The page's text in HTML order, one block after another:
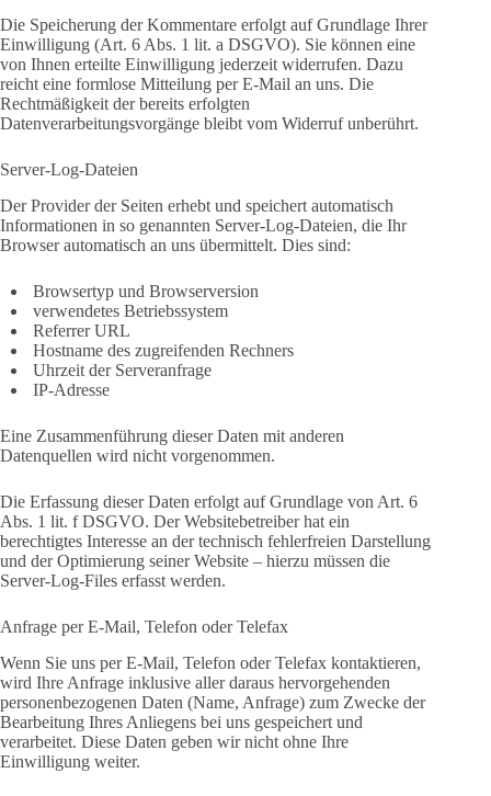
Die Speicherung der Kommentare erfolgt auf Grundlage Ihrer
Einwilligung (Art. 6 Abs. 1 lit. a DSGVO). Sie können eine
von Ihnen erteilte Einwilligung jederzeit widerrufen. Dazu
reicht eine formlose Mitteilung per E-Mail an uns. Die
Rechtmäßigkeit der bereits erfolgten
Datenverarbeitungsvorgänge bleibt vom Widerruf unberührt.
Server-Log-Dateien
Der Provider der Seiten erhebt und speichert automatisch
Informationen in so genannten Server-Log-Dateien, die Ihr
Browser automatisch an uns übermittelt. Dies sind:
Browsertyp und Browserversion
verwendetes Betriebssystem
Referrer URL
Hostname des zugreifenden Rechners
Uhrzeit der Serveranfrage
IP-Adresse
Eine Zusammenführung dieser Daten mit anderen
Datenquellen wird nicht vorgenommen.
Die Erfassung dieser Daten erfolgt auf Grundlage von Art. 6
Abs. 1 lit. f DSGVO. Der Websitebetreiber hat ein
berechtigtes Interesse an der technisch fehlerfreien Darstellung
und der Optimierung seiner Website – hierzu müssen die
Server-Log-Files erfasst werden.
Anfrage per E-Mail, Telefon oder Telefax
Wenn Sie uns per E-Mail, Telefon oder Telefax kontaktieren,
wird Ihre Anfrage inklusive aller daraus hervorgehenden
personenbezogenen Daten (Name, Anfrage) zum Zwecke der
Bearbeitung Ihres Anliegens bei uns gespeichert und
verarbeitet. Diese Daten geben wir nicht ohne Ihre
Einwilligung weiter.